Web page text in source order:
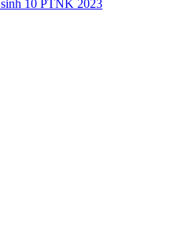
10 PTNK 2023